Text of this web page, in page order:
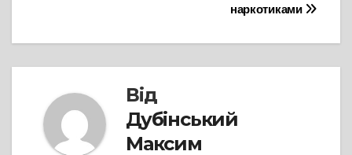
наркотиками
Від
Дубінський
Максим